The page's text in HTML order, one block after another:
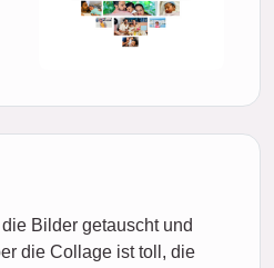
Bilder getauscht und
die Collage ist toll, die